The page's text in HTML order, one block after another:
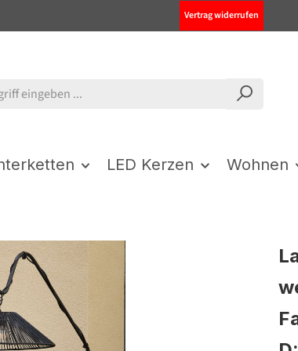
Vertrag widerrufen
LED Kerzen Wohnen